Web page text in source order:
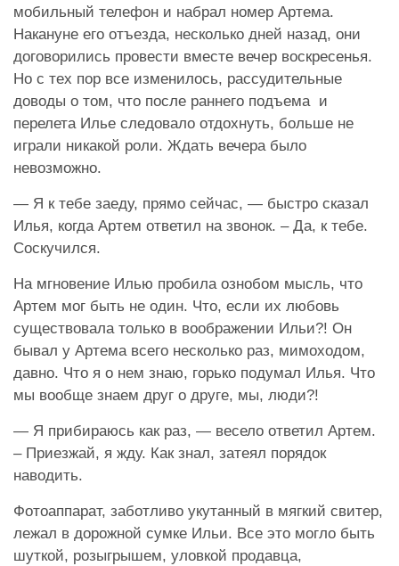
мобильный телефон и набрал номер Артема.
Накануне его отъезда, несколько дней назад, они
договорились провести вместе вечер воскресенья.
Но с тех пор все изменилось, рассудительные
доводы о том, что после раннего подъема и
перелета Илье следовало отдохнуть, больше не
играли никакой роли. Ждать вечера было
невозможно.
— Я к тебе заеду, прямо сейчас, — быстро сказал
Илья, когда Артем ответил на звонок. – Да, к тебе.
Соскучился.
На мгновение Илью пробила ознобом мысль, что
Артем мог быть не один. Что, если их любовь
существовала только в воображении Ильи?! Он
бывал у Артема всего несколько раз, мимоходом,
давно. Что я о нем знаю, горько подумал Илья. Что
мы вообще знаем друг о друге, мы, люди?!
— Я прибираюсь как раз, — весело ответил Артем.
– Приезжай, я жду. Как знал, затеял порядок
наводить.
Фотоаппарат, заботливо укутанный в мягкий свитер,
лежал в дорожной сумке Ильи. Все это могло быть
шуткой, розыгрышем, уловкой продавца,